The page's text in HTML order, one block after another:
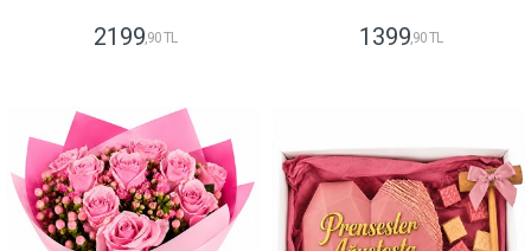
2199,90 TL 1399,90 TL